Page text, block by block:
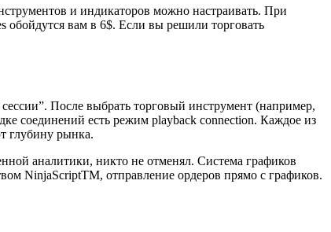
и индикаторов можно настраивать. При
обойдутся вам в 6$. Если вы решили торговать
После выбрать торговый инструмент (например,
соединений есть режим playback connection. Каждое из
глубину рынка.
аналитики, никто не отменял. Система графиков
NinjaScriptTM, отправление ордеров прямо с графиков.